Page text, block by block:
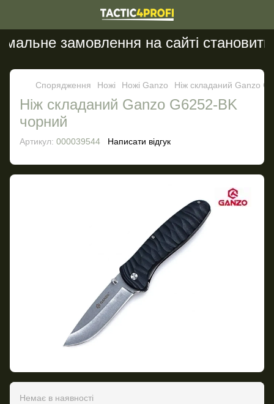
замовлення на сайті становить
Спорядження Ножі Ножі Ganzo Ніж складаний Ganzo
Ніж складаний Ganzo G6252-BK
чорний
Артикул: 000039544 Написати відгук
Немає в наявності